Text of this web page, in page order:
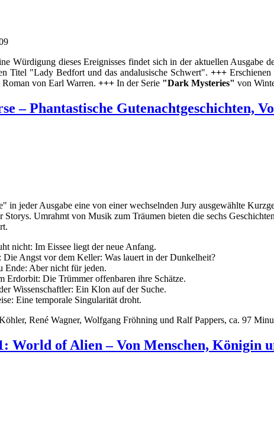
Würdigung dieses Ereignisses findet sich in der aktuellen Ausgabe
Titel "Lady Bedfort und das andalusische Schwert". +++
von Earl Warren. +++ In der Serie "Dark Mysteries" von
– Phantastische Gutenachtgeschichten,
in jeder Ausgabe eine von einer wechselnden Jury ausgewählte
Storys. Umrahmt von Musik zum Träumen bieten die sechs
nicht: Im Eissee liegt der neue Anfang.
Angst vor dem Keller: Was lauert in der Dunkelheit?
Aber nicht für jeden.
Die Trümmer offenbaren ihre Schätze.
Wissenschaftler: Ein Klon auf der Suche.
Eine temporale Singularität droht.
René Wagner, Wolfgang Fröhning und Ralf Pappers, ca. 97
World of Alien – Von Menschen, Königin